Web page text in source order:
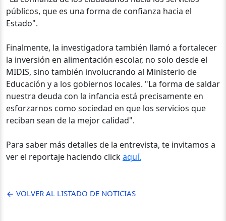
públicos, que es una forma de confianza hacia el
Estado".
Finalmente, la investigadora también llamó a fortalecer
la inversión en alimentación escolar, no solo desde el
MIDIS, sino también involucrando al Ministerio de
Educación y a los gobiernos locales. "La forma de saldar
nuestra deuda con la infancia está precisamente en
esforzarnos como sociedad en que los servicios que
reciban sean de la mejor calidad".
Para saber más detalles de la entrevista, te invitamos a
ver el reportaje haciendo clickaquí.
VOLVER AL LISTADO DE NOTICIAS